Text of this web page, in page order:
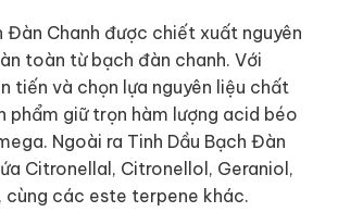
Đàn Chanh được chiết xuất nguyên
toàn từ bạch đàn chanh. Với
tiến và chọn lựa nguyên liệu chất
phẩm giữ trọn hàm lượng acid béo
Ngoài ra Tinh Dầu Bạch Đàn
Citronellal, Citronellol, Geraniol,
cùng các este terpene khác.